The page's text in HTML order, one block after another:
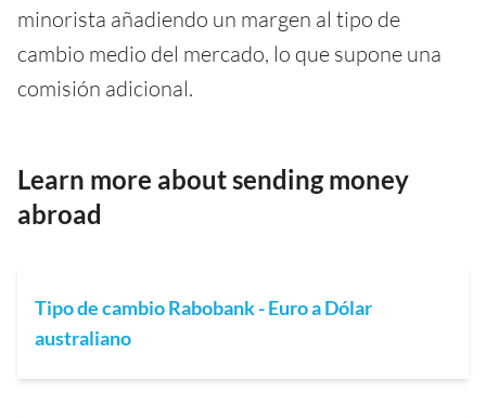
minorista añadiendo un margen al tipo de
cambio medio del mercado, lo que supone una
comisión adicional.
Learn more about sending money
abroad
Tipo de cambio Rabobank - Euro a Dólar
australiano